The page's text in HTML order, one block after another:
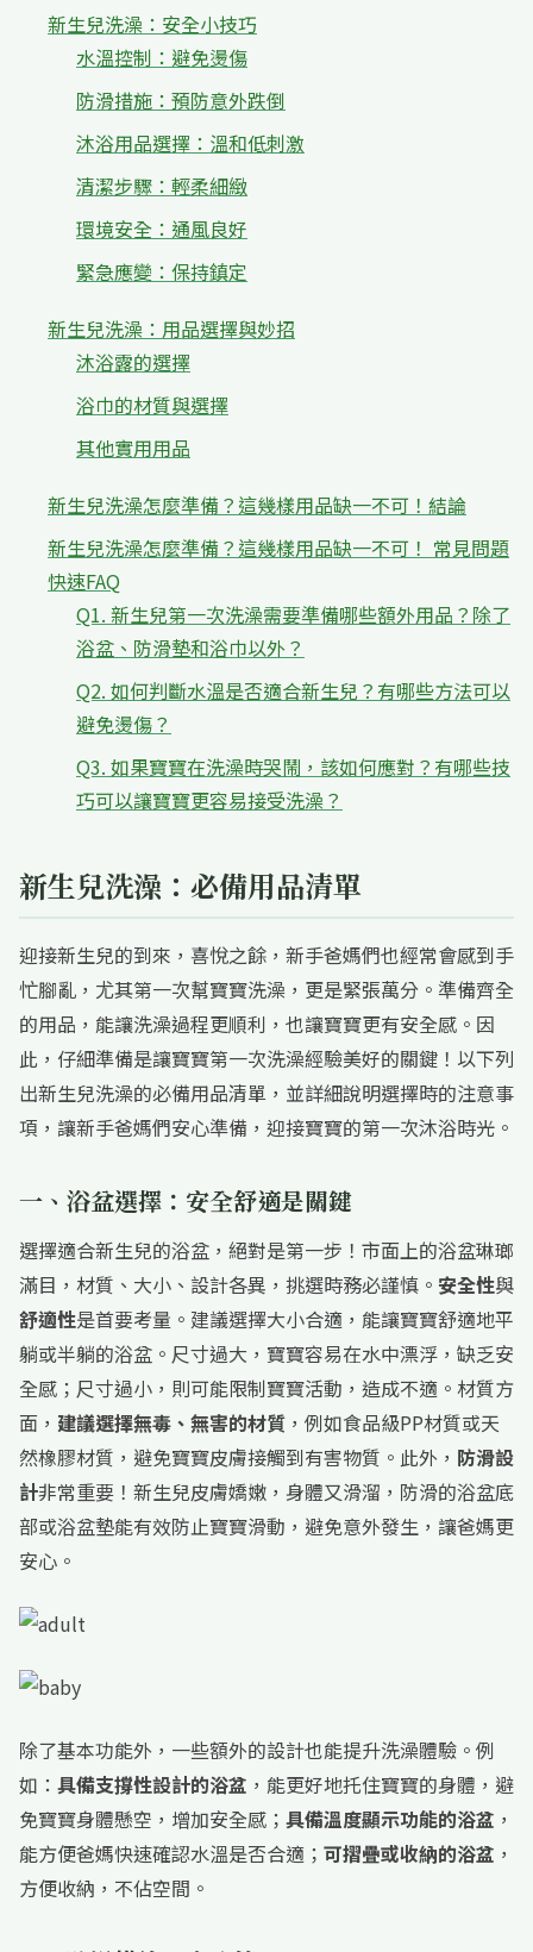
新生兒洗澡：安全小技巧
水溫控制：避免燙傷
防滑措施：預防意外跌倒
沐浴用品選擇：溫和低刺激
清潔步驟：輕柔細緻
環境安全：通風良好
緊急應變：保持鎮定
新生兒洗澡：用品選擇與妙招
沐浴露的選擇
浴巾的材質與選擇
其他實用用品
新生兒洗澡怎麼準備？這幾樣用品缺一不可！結論
新生兒洗澡怎麼準備？這幾樣用品缺一不可！ 常見問題
快速FAQ
Q1. 新生兒第一次洗澡需要準備哪些額外用品？除了
浴盆、防滑墊和浴巾以外？
Q2. 如何判斷水溫是否適合新生兒？有哪些方法可以
避免燙傷？
Q3. 如果寶寶在洗澡時哭鬧，該如何應對？有哪些技
巧可以讓寶寶更容易接受洗澡？
新生兒洗澡：必備用品清單
迎接新生兒的到來，喜悅之餘，新手爸媽們也經常會感到手
忙腳亂，尤其第一次幫寶寶洗澡，更是緊張萬分。準備齊全
的用品，能讓洗澡過程更順利，也讓寶寶更有安全感。因
此，仔細準備是讓寶寶第一次洗澡經驗美好的關鍵！以下列
出新生兒洗澡的必備用品清單，並詳細說明選擇時的注意事
項，讓新手爸媽們安心準備，迎接寶寶的第一次沐浴時光。
一、浴盆選擇：安全舒適是關鍵
選擇適合新生兒的浴盆，絕對是第一步！市面上的浴盆琳瑯
滿目，材質、大小、設計各異，挑選時務必謹慎。 安全性與
舒適性是首要考量。建議選擇大小合適，能讓寶寶舒適地平
躺或半躺的浴盆。尺寸過大，寶寶容易在水中漂浮，缺乏安
全感；尺寸過小，則可能限制寶寶活動，造成不適。材質方
面， 建議選擇無毒、無害的材質 ，例如食品級PP材質或天
然橡膠材質，避免寶寶皮膚接觸到有害物質。此外， 防滑設
計非常重要！新生兒皮膚嬌嫩，身體又滑溜，防滑的浴盆底
部或浴盆墊能有效防止寶寶滑動，避免意外發生，讓爸媽更
安心。
除了基本功能外，一些額外的設計也能提升洗澡體驗。例
如： 具備支撐性設計的浴盆 ，能更好地托住寶寶的身體，避
免寶寶身體懸空，增加安全感； 具備溫度顯示功能的浴盆 ，
能方便爸媽快速確認水溫是否合適； 可摺疊或收納的浴盆 ，
方便收納，不佔空間。